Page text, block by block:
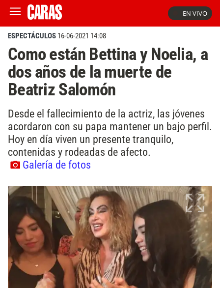
EN VIVO
ESPECTÁCULOS 16-06-2021 14:08
Como están Bettina y Noelia, a
dos años de la muerte de
Beatriz Salomón
Desde el fallecimiento de la actriz, las jóvenes
acordaron con su papa mantener un bajo perfil.
Hoy en día viven un presente tranquilo,
contenidas y rodeadas de afecto.
Galería de fotos